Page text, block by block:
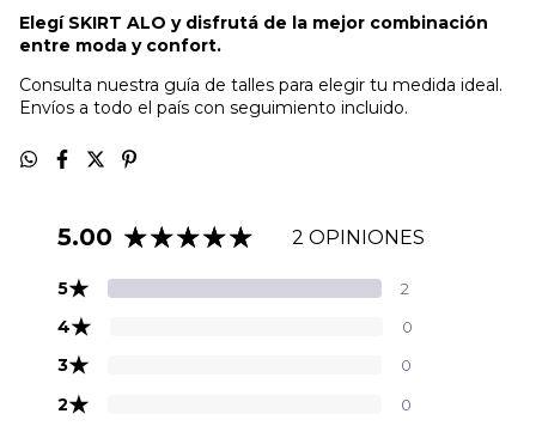
Elegí SKIRT ALO y disfrutá de la mejor combinación
entre moda y confort.
Consulta nuestra guía de talles para elegir tu medida ideal.
Envíos a todo el país con seguimiento incluido.
5.00 2 OPINIONES
5★ 2
4★ 0
3★ 0
2★ 0